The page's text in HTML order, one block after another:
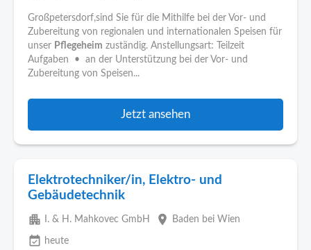
Großpetersdorf,sind Sie für die Mithilfe bei der Vor- und
Zubereitung von regionalen und internationalen Speisen für
unser Pflegeheim zuständig. Anstellungsart: Teilzeit
Aufgaben • an der Unterstützung bei der Vor- und
Zubereitung von Speisen...
Jetzt ansehen
Elektrotechniker/in, Elektro- und
Gebäudetechnik
apartment I. & H. Mahkovec GmbH place Baden bei Wien
event_available heute